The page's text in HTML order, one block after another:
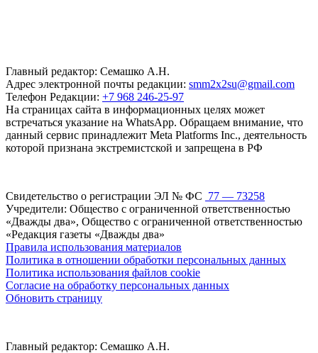
Главный редактор: Семашко А.Н.
Адрес электронной почты редакции: smm2x2su@gmail.com
Телефон Редакции: +7 968 246-25-97
На страницах сайта в информационных целях может
встречаться указание на WhatsApp. Обращаем внимание, что
данный сервис принадлежит Meta Platforms Inc., деятельность
которой признана экстремистской и запрещена в РФ
Свидетельство о регистрации ЭЛ № ФС 77 — 73258
Учредители: Общество с ограниченной ответственностью
«Дважды два», Общество с ограниченной ответственностью
«Редакция газеты «Дважды два»
Правила использования материалов
Политика в отношении обработки персональных данных
Политика использования файлов cookie
Согласие на обработку персональных данных
Обновить страницу
Главный редактор: Семашко А.Н.